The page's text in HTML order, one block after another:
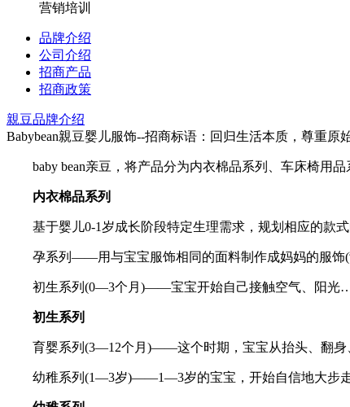
营销培训
品牌介绍
公司介绍
招商产品
招商政策
親豆品牌介绍
Babybean親豆婴儿服饰--招商标语： 回归生活本质，尊重原
baby bean亲豆，将产品分为内衣棉品系列、车床椅用
内衣棉品系列
基于婴儿0-1岁成长阶段特定生理需求，规划相应的款式
孕系列——用与宝宝服饰相同的面料制作成妈妈的服饰
初生系列(0—3个月)——宝宝开始自己接触空气、阳光
初生系列
育婴系列(3—12个月)——这个时期，宝宝从抬头、翻身
幼稚系列(1—3岁)——1—3岁的宝宝，开始自信地大步